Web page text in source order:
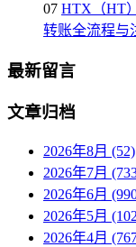
07 HTX（HT
转账全流程与
最新留言
文章归档
2026年8月 (52)
2026年7月
2026年6月
2026年5月
2026年4月